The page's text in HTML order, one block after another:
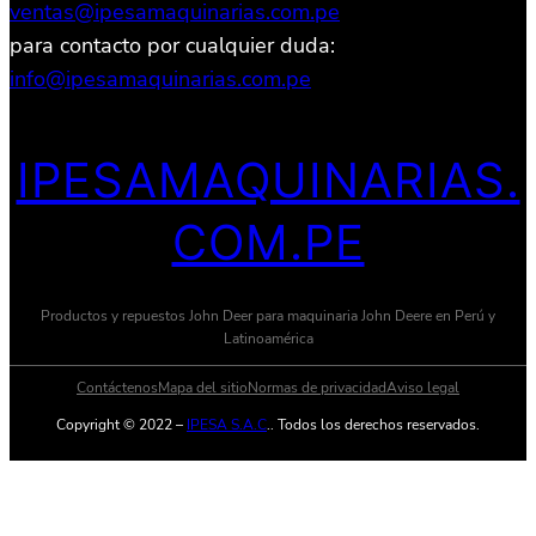
ventas@ipesamaquinarias.com.pe
para contacto por cualquier duda:
info@ipesamaquinarias.com.pe
IPESAMAQUINARIAS.
COM.PE
Productos y repuestos John Deer para maquinaria John Deere en Perú y
Latinoamérica
ContáctenosMapa del sitioNormas de privacidadAviso legal
Copyright © 2022 – IPESA S.A.C.. Todos los derechos reservados.